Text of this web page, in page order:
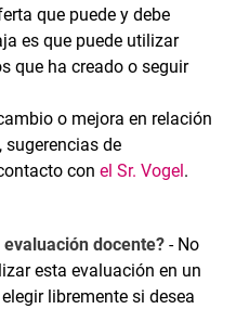
que puede y debe
es que puede utilizar
que ha creado o seguir
o mejora en relación
de
con el Sr. Vogel.
docente? - No
esta evaluación en un
libremente si desea